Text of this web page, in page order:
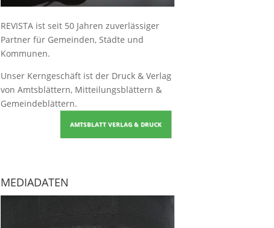
REVISTA ist seit 50 Jahren zuverlässiger
Partner für Gemeinden, Städte und
Kommunen.
Unser Kerngeschäft ist der Druck & Verlag
von Amtsblättern, Mitteilungsblättern &
Gemeindeblättern.
AMTSBLATT VERLAG & DRUCK
MEDIADATEN